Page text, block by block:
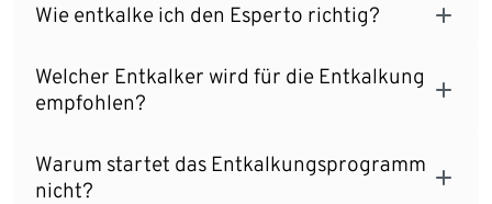
Wie entkalke ich den Esperto richtig?
Welcher Entkalker wird für die Entkalkung
empfohlen?
Warum startet das Entkalkungsprogramm
nicht?